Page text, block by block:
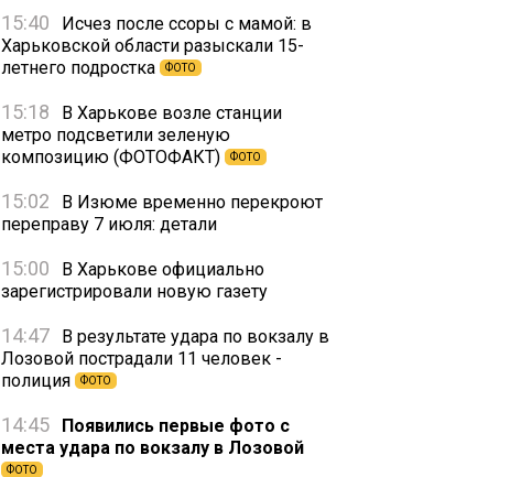
15:40
Исчез после ссоры с мамой: в
Харьковской области разыскали 15-
летнего подростка
ФОТО
15:18
В Харькове возле станции
метро подсветили зеленую
композицию (ФОТОФАКТ)
ФОТО
15:02
В Изюме временно перекроют
переправу 7 июля: детали
15:00
В Харькове официально
зарегистрировали новую газету
14:47
В результате удара по вокзалу в
Лозовой пострадали 11 человек -
полиция
ФОТО
14:45
Появились первые фото с
места удара по вокзалу в Лозовой
ФОТО